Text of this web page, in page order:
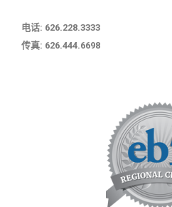
电话: 626.228.3333
传真: 626.444.6698